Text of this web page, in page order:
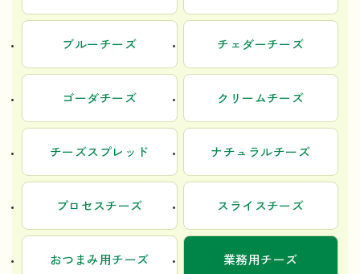
ブルーチーズ チェダーチーズ
ゴーダチーズ クリームチーズ
チーズスプレッド ナチュラルチーズ
プロセスチーズ スライスチーズ
おつまみ用チーズ 業務用チーズ